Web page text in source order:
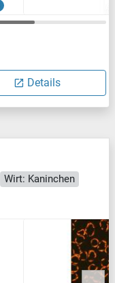
Details
Wirt: Kaninchen